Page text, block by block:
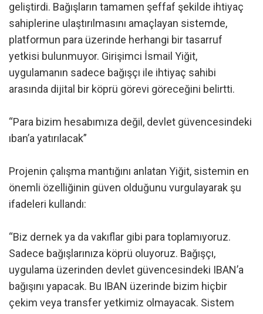
geliştirdi. Bağışların tamamen şeffaf şekilde ihtiyaç
sahiplerine ulaştırılmasını amaçlayan sistemde,
platformun para üzerinde herhangi bir tasarruf
yetkisi bulunmuyor. Girişimci İsmail Yiğit,
uygulamanın sadece bağışçı ile ihtiyaç sahibi
arasında dijital bir köprü görevi göreceğini belirtti.
“Para bizim hesabımıza değil, devlet güvencesindeki
ıban’a yatırılacak”
Projenin çalışma mantığını anlatan Yiğit, sistemin en
önemli özelliğinin güven olduğunu vurgulayarak şu
ifadeleri kullandı:
“Biz dernek ya da vakıflar gibi para toplamıyoruz.
Sadece bağışlarınıza köprü oluyoruz. Bağışçı,
uygulama üzerinden devlet güvencesindeki IBAN’a
bağışını yapacak. Bu IBAN üzerinde bizim hiçbir
çekim veya transfer yetkimiz olmayacak. Sistem